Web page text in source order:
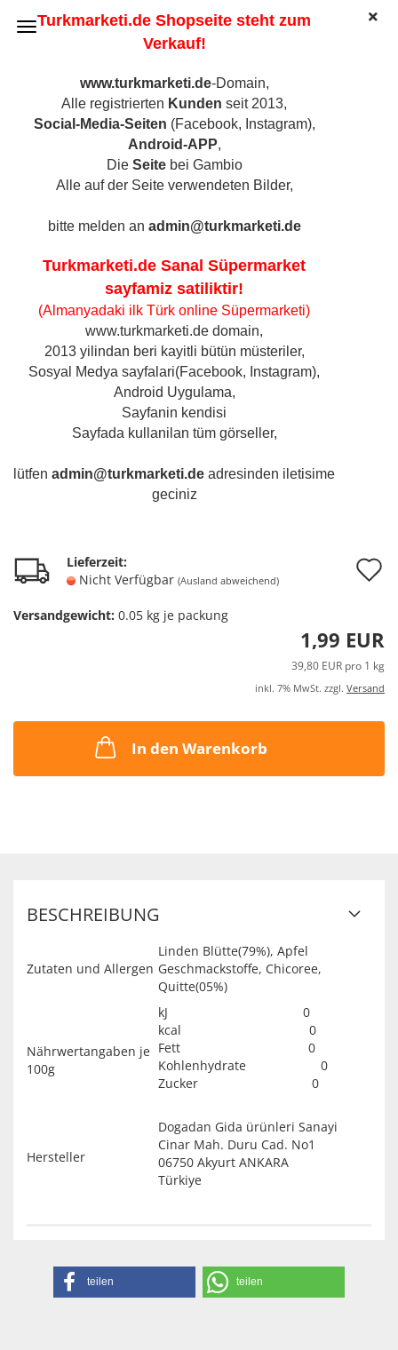
Turkmarketi.de Shopseite steht zum
Verkauf!
www.turkmarketi.de-Domain,
Alle registrierten Kunden seit 2013,
Social-Media-Seiten (Facebook, Instagram),
Android-APP,
Die Seitebei Gambio
Alle auf der Seite verwendeten Bilder,
bitte melden an admin@turkmarketi.de
Turkmarketi.de Sanal Süpermarket
sayfamiz satiliktir!
(Almanyadaki ilk Türk online Süpermarketi)
www.turkmarketi.de domain,
2013 yilindan beri kayitli bütün müsteriler,
Sosyal Medya sayfalari(Facebook, Instagram),
Android Uygulama,
Sayfanin kendisi
Sayfada kullanilan tüm görseller,
lütfen admin@turkmarketi.de adresinden iletisime
geciniz
Dogadan Quitten-Lindenblütentee, 20 Beutel
Lieferzeit:
Nicht Verfügbar (Ausland abweichend)
Versandgewicht: 0.05 kg je packung
1,99 EUR
39,80 EUR pro 1 kg
inkl. 7% MwSt. zzgl. Versand
In den Warenkorb
BESCHREIBUNG
Zutaten und Allergen
Linden Blütte(79%), Apfel
Geschmackstoffe, Chicoree,
Quitte(05%)
Nährwertangaben je
100g
kJ 0
kcal 0
Fett 0
Kohlenhydrate 0
Zucker 0
Hersteller
Dogadan Gida ürünleri Sanayi
Cinar Mah. Duru Cad. No1
06750 Akyurt ANKARA
Türkiye
teilen teilen